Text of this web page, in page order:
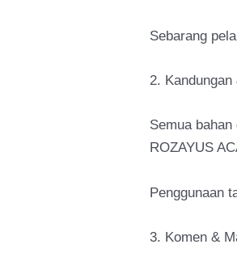
Sebarang
2.
Semua
ROZAYUS
Penggunaan
3. Komen &